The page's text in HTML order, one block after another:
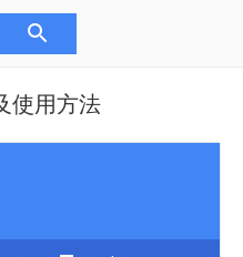
使用方法